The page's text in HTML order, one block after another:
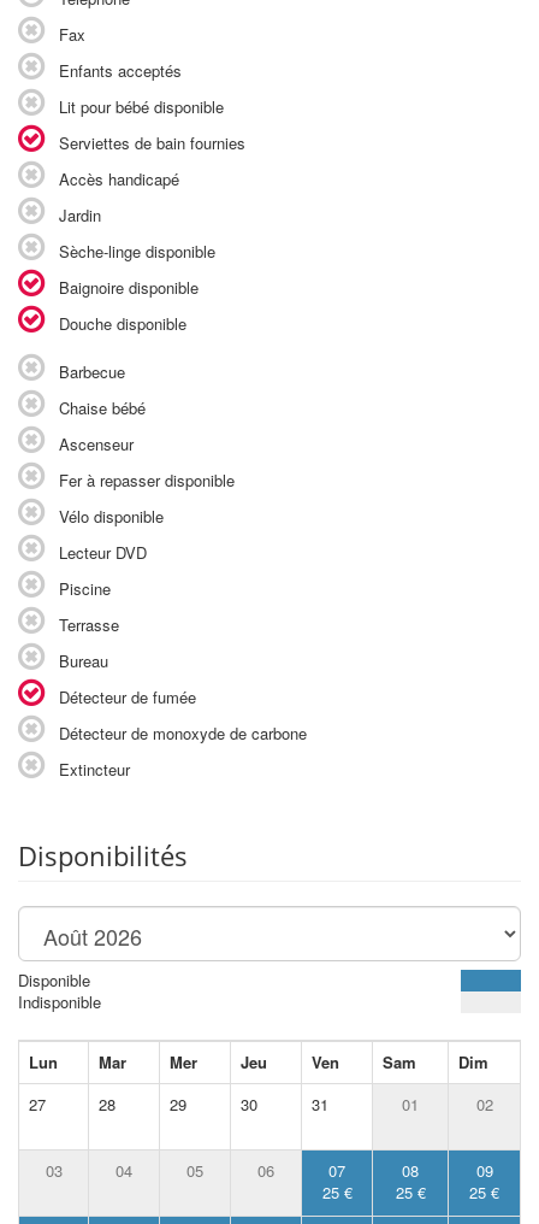
Fax
Enfants acceptés
Lit pour bébé disponible
Serviettes de bain fournies
Accès handicapé
Jardin
Sèche-linge disponible
Baignoire disponible
Douche disponible
Barbecue
Chaise bébé
Ascenseur
Fer à repasser disponible
Vélo disponible
Lecteur DVD
Piscine
Terrasse
Bureau
Détecteur de fumée
Détecteur de monoxyde de carbone
Extincteur
Disponibilités
Disponible
Indisponible
Lun Mar Mer Jeu Ven Sam
Dim
27
28 29 30 31 01 02
03 04 05 06
07
25 €
08
25 €
09
25 €